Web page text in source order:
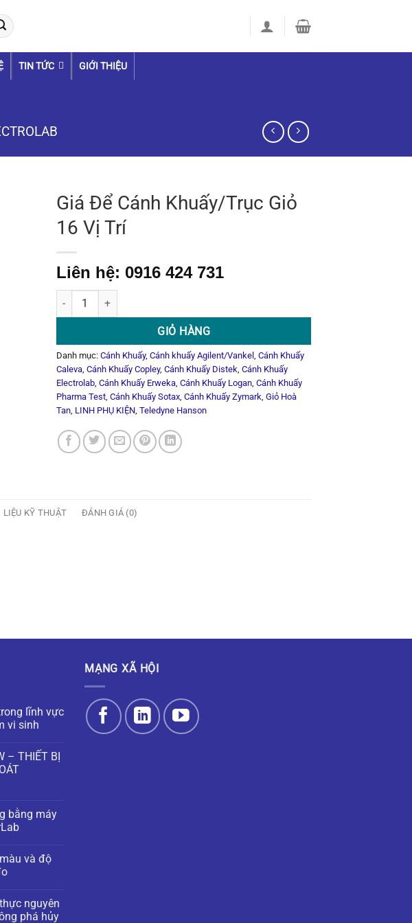
TIN TỨC GIỚI THIỆU
Giá Để Cánh Khuấy/Trục Giỏ
16 Vị Trí
Liên hệ: 0916 424 731
Giá Để Cánh Khuấy/Trục Giỏ 16 Vị Trí số lượng
GIỎ HÀNG
Danh mục:Cánh Khuấy,Cánh khuấy Agilent/Vankel ,Cánh Khuấy
Caleva ,Cánh Khuấy Copley,Cánh Khuấy Distek ,Cánh Khuấy
Electrolab ,Cánh Khuấy Erweka ,Cánh Khuấy Logan ,Cánh Khuấy
Pharma Test ,Cánh Khuấy Sotax ,Cánh Khuấy Zymark ,Giỏ Hoà
Tan LINH PHỤ KIỆN ,Teledyne Hanson
LIỆU KỸ THUẬT ĐÁNH GIÁ (0)
lĩnh vực
vi sinh
– THIẾT BỊ
bằng máy
và độ
nguyên
phá hủy
MẠNG XÃ HỘI